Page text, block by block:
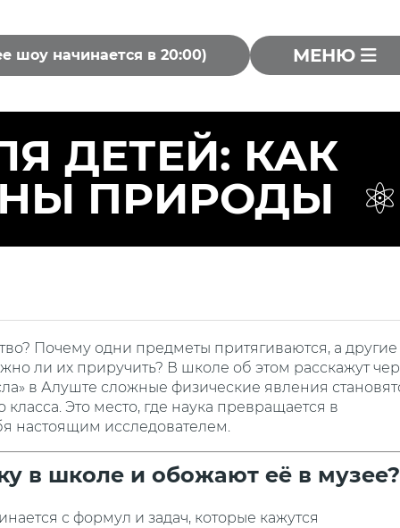
шоу начинается в 20:00) МЕНЮ
ДЕТЕЙ: КАК
ПРИРОДЫ
Почему одни предметы притягиваются, а другие
ли их приручить? В школе об этом расскажут
в Алуште сложные физические явления
Это место, где наука превращается в
настоящим исследователем.
в школе и обожают её в музее?
с формул и задач, которые кажутся